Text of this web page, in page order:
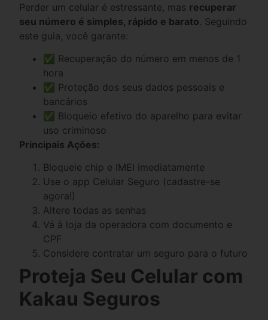
Perder um celular é estressante, mas recuperar
seu número é simples, rápido e barato. Seguindo
este guia, você garante:
✅ Recuperação do número em menos de 1
hora
✅ Proteção dos seus dados pessoais e
bancários
✅ Bloqueio efetivo do aparelho para evitar
uso criminoso
Principais Ações:
Bloqueie chip e IMEI imediatamente
Use o app Celular Seguro (cadastre-se
agora!)
Altere todas as senhas
Vá à loja da operadora com documento e
CPF
Considere contratar um seguro para o futuro
Proteja Seu Celular com
Kakau Seguros